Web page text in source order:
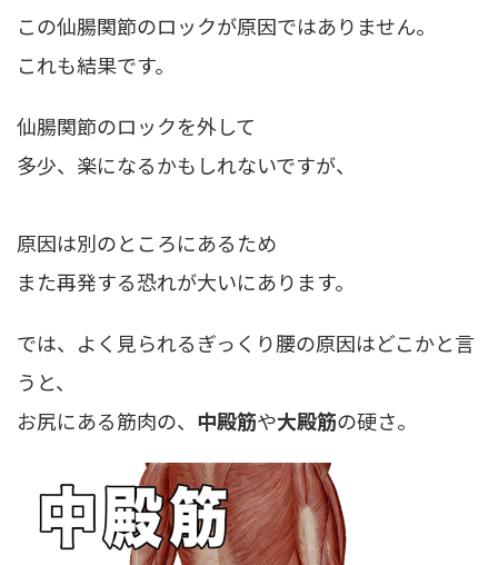
この仙腸関節のロックが原因ではありません。
これも結果です。
仙腸関節のロックを外して
多少、楽になるかもしれないですが、
原因は別のところにあるため
また再発する恐れが大いにあります。
では、よく見られるぎっくり腰の原因はどこかと言
うと、
お尻にある筋肉の、 中殿筋や大殿筋の硬さ。